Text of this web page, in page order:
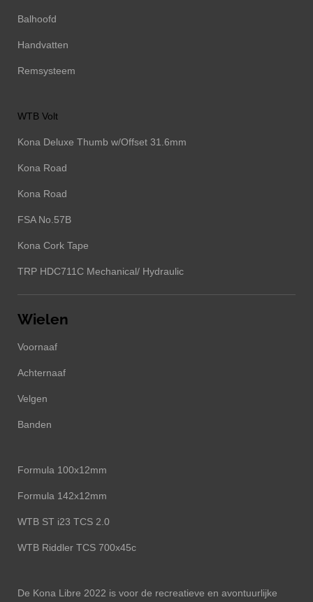
Balhoofd
Handvatten
Remsysteem
WTB Volt
Kona Deluxe Thumb w/Offset 31.6mm
Kona Road
Kona Road
FSA No.57B
Kona Cork Tape
TRP HDC711C Mechanical/ Hydraulic
Wielen
Voornaaf
Achternaaf
Velgen
Banden
Formula 100x12mm
Formula 142x12mm
WTB ST i23 TCS 2.0
WTB Riddler TCS 700x45c
De Kona Libre 2022 is voor de recreatieve en avontuurlijke